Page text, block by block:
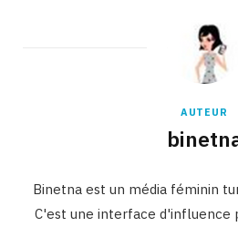
AUTEUR
Binetna est un média féminin
C'est une interface d'influence